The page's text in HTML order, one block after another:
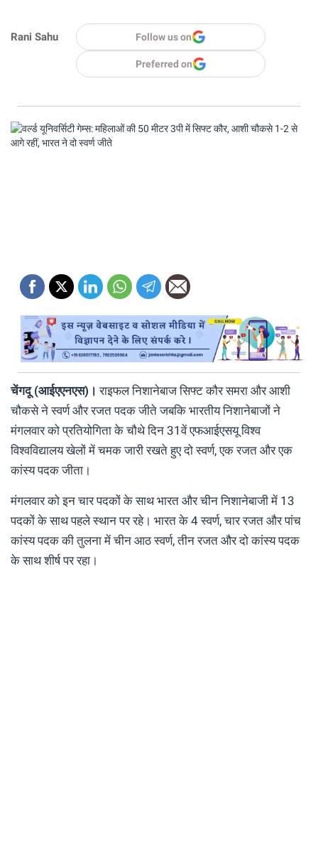
Rani Sahu Follow us on
Preferred on
चेंगदू (आईएएनएस)।राइफल निशानेबाज सिफ्ट कौर समरा और आशी
चौकसे ने स्वर्ण और रजत पदक जीते जबकि भारतीय निशानेबाजों ने
मंगलवार को प्रतियोगिता के चौथे दिन 31वें एफआईएसयू विश्व
विश्वविद्यालय खेलों में चमक जारी रखते हुए दो स्वर्ण, एक रजत और एक
कांस्य पदक जीता।
मंगलवार को इन चार पदकों के साथ भारत और चीन निशानेबाजी में 13
पदकों के साथ पहले स्थान पर रहे। भारत के 4 स्वर्ण, चार रजत और पांच
कांस्य पदक की तुलना में चीन आठ स्वर्ण, तीन रजत और दो कांस्य पदक
के साथ शीर्ष पर रहा।